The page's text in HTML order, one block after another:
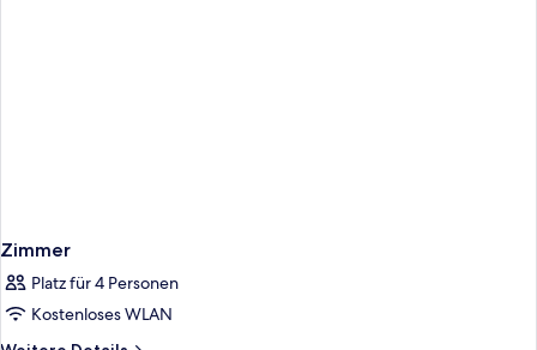
Zimmer
Platz für 4 Personen
Kostenloses WLAN